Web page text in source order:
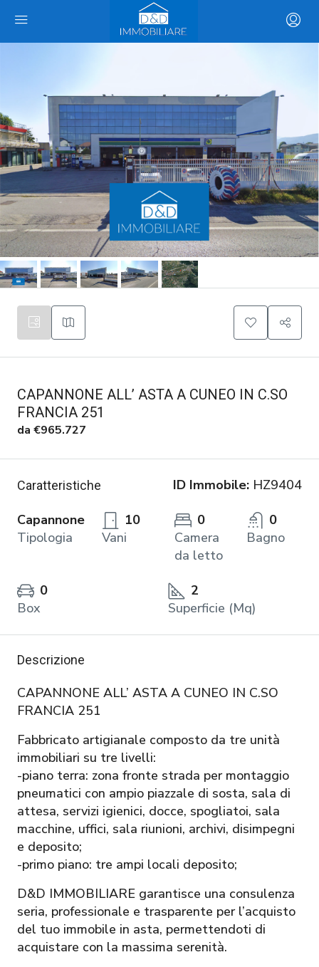
CAPANNONE ALL’ ASTA A CUNEO IN C.SO
FRANCIA 251
da €965.727
Caratteristiche ID Immobile: HZ9404
Capannone
Tipologia
10
Vani
0
Camera
da letto
0
Bagno
0
Box
2
Superficie (Mq)
Descrizione
CAPANNONE ALL’ ASTA A CUNEO IN C.SO
FRANCIA 251
Fabbricato artigianale composto da tre unità
immobiliari su tre livelli:
-piano terra: zona fronte strada per montaggio
pneumatici con ampio piazzale di sosta, sala di
attesa, servizi igienici, docce, spogliatoi, sala
macchine, uffici, sala riunioni, archivi, disimpegni
e deposito;
-primo piano: tre ampi locali deposito;
D&D IMMOBILIARE garantisce una consulenza
seria, professionale e trasparente per l’acquisto
del tuo immobile in asta, permettendoti di
acquistare con la massima serenità.